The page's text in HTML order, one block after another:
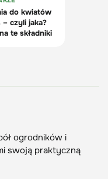
ogrodników i
swoją praktyczną